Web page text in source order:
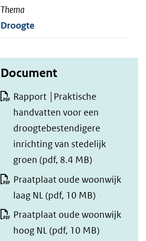
Thema
Droogte
Document
Rapport │Praktische
handvatten voor een
droogtebestendigere
inrichting van stedelijk
groen (pdf, 8.4 MB)
Praatplaat oude woonwijk
laag NL (pdf, 10 MB)
Praatplaat oude woonwijk
hoog NL (pdf, 10 MB)